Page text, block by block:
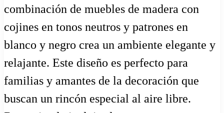
combinación de muebles de madera con
cojines en tonos neutros y patrones en
blanco y negro crea un ambiente elegante y
relajante. Este diseño es perfecto para
familias y amantes de la decoración que
buscan un rincón especial al aire libre.